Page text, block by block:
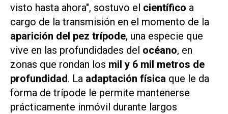
visto hasta ahora", sostuvo el científico a
cargo de la transmisión en el momento de la
aparición del pez trípode, una especie que
vive en las profundidades del océano, en
zonas que rondan los mil y 6 mil metros de
profundidad. La adaptación física que le da
forma de trípode le permite mantenerse
prácticamente inmóvil durante largos